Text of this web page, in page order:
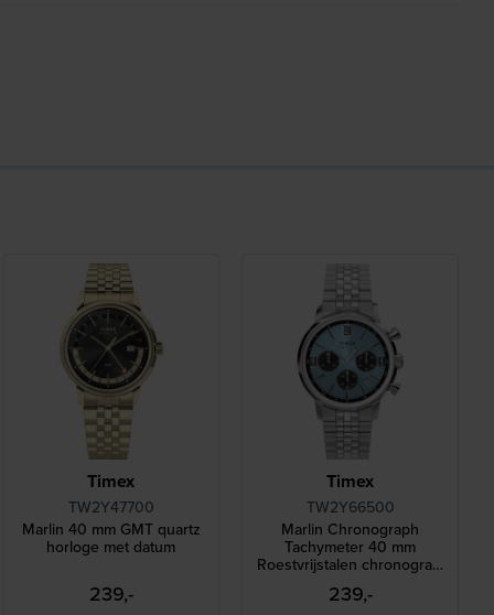
Timex
TW2Y47700
Marlin 40 mm GMT quartz
horloge met datum
239,-
Timex
TW2Y66500
Marlin Chronograph
Tachymeter 40 mm
Roestvrijstalen chronograaf
met datum
239,-